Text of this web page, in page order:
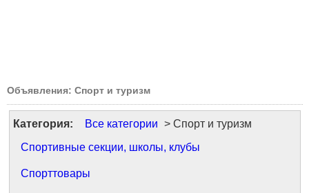
Объявления: Спорт и туризм
Категория: Все категории > Спорт и туризм
Спортивные секции, школы, клубы
Спорттовары